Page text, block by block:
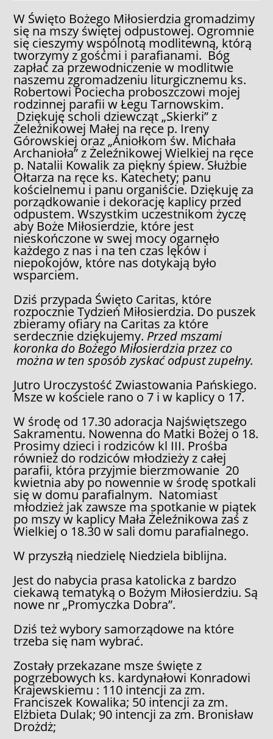
W Święto Bożego Miłosierdzia gromadzimy
się na mszy świętej odpustowej. Ogromnie
się cieszymy wspólnotą modlitewną, którą
tworzymy z gośćmi i parafianami. Bóg
zapłać za przewodniczenie w modlitwie
naszemu zgromadzeniu liturgicznemu ks.
Robertowi Pociecha proboszczowi mojej
rodzinnej parafii w Łegu Tarnowskim.
Dziękuję scholi dziewcząt „Skierki” z
Żeleźnikowej Małej na ręce p. Ireny
Górowskiej oraz „Aniołkom św. Michała
Archanioła” z Żeleźnikowej Wielkiej na ręce
p. Natalii Kowalik za piękny śpiew. Służbie
Ołtarza na ręce ks. Katechety; panu
kościelnemu i panu organiście. Dziękuję za
porządkowanie i dekorację kaplicy przed
odpustem. Wszystkim uczestnikom życzę
aby Boże Miłosierdzie, które jest
nieskończone w swej mocy ogarnęło
każdego z nas i na ten czas lęków i
niepokojów, które nas dotykają było
wsparciem.
Dziś przypada Święto Caritas, które
rozpocznie Tydzień Miłosierdzia. Do puszek
zbieramy ofiary na Caritas za które
serdecznie dziękujemy. Przed mszami
koronka do Bożego Miłosierdzia przez co
można w ten sposób zyskać odpust zupełny.
Jutro Uroczystość Zwiastowania Pańskiego.
Msze w kościele rano o 7 i w kaplicy o 17.
W środę od 17.30 adoracja Najświętszego
Sakramentu. Nowenna do Matki Bożej o 18.
Prosimy dzieci i rodziców kl III. Prośba
również do rodziców młodzieży z całej
parafii, która przyjmie bierzmowanie 20
kwietnia aby po nowennie w środę spotkali
się w domu parafialnym. Natomiast
młodzież jak zawsze ma spotkanie w piątek
po mszy w kaplicy Mała Żeleźnikowa zaś z
Wielkiej o 18.30 w sali domu parafialnego.
W przyszłą niedzielę Niedziela biblijna.
Jest do nabycia prasa katolicka z bardzo
ciekawą tematyką o Bożym Miłosierdziu. Są
nowe nr „Promyczka Dobra”.
Dziś też wybory samorządowe na które
trzeba się nam wybrać.
Zostały przekazane msze święte z
pogrzebowych ks. kardynałowi Konradowi
Krajewskiemu : 110 intencji za zm.
Franciszek Kowalika; 50 intencji za zm.
Elżbieta Dulak; 90 intencji za zm. Bronisław
Drożdż;